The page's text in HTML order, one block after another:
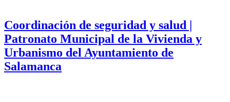
Coordinación de seguridad y salud |
Patronato Municipal de la Vivienda y
Urbanismo del Ayuntamiento de
Salamanca